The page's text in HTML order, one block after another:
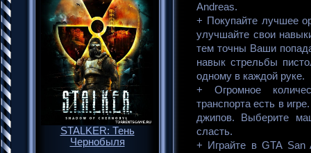
STALKER: Тень
Чернобыля
Andreas.
+ Покупайте лучшее
улучшайте свои
тем точны Ваши
навык стрельбы
одному в каждой руке.
+ Огромное
транспорта есть в
джипов. Выберите
сласть.
+ Играйте в GTA San